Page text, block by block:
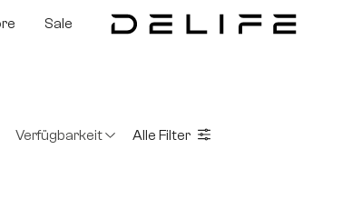
Sale
Verfügbarkeit Alle Filter